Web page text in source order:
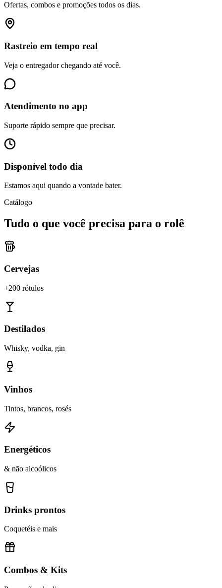
Ofertas, combos e promoções todos os dias.
Rastreio em tempo real
Veja o entregador chegando até você.
Atendimento no app
Suporte rápido sempre que precisar.
Disponível todo dia
Estamos aqui quando a vontade bater.
Catálogo
Tudo o que você precisa para o rolê
Cervejas
+200 rótulos
Destilados
Whisky, vodka, gin
Vinhos
Tintos, brancos, rosés
Energéticos
& não alcoólicos
Drinks prontos
Coquetéis e mais
Combos & Kits